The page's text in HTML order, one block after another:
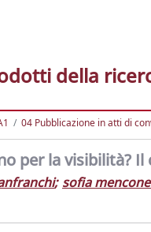
della
04 Pubblicazione in atti di
per la visibilità?
; sofia